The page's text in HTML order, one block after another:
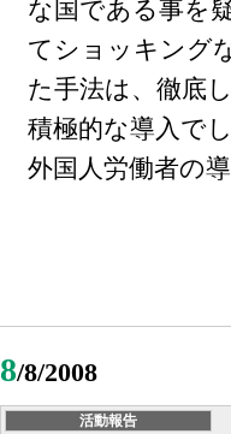
な国である事を
てショッキング
た手法は、徹底
積極的な導入で
外国人労働者の
8/8/2008
活動報告